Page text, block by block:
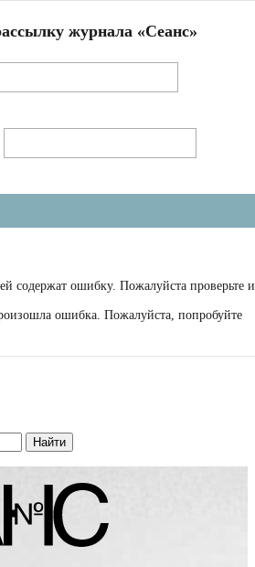
журнала «Сеанс»
содержат ошибку. Пожалуйста проверьте и
ошибка. Пожалуйста, попробуйте